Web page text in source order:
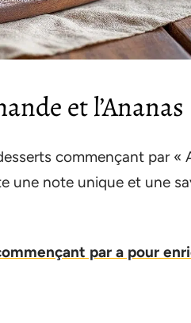
et l’Ananas
commençant par «
une note unique et une
par a pour